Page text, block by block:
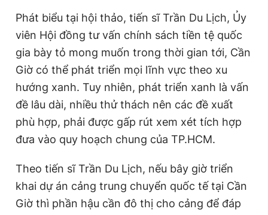
Phát biểu tại hội thảo, tiến sĩ Trần Du Lịch, Ủy
viên Hội đồng tư vấn chính sách tiền tệ quốc
gia bày tỏ mong muốn trong thời gian tới, Cần
Giờ có thể phát triển mọi lĩnh vực theo xu
hướng xanh. Tuy nhiên, phát triển xanh là vấn
đề lâu dài, nhiều thử thách nên các đề xuất
phù hợp, phải được gấp rút xem xét tích hợp
đưa vào quy hoạch chung của TP.HCM.
Theo tiến sĩ Trần Du Lịch, nếu bây giờ triển
khai dự án cảng trung chuyển quốc tế tại Cần
Giờ thì phần hậu cần đô thị cho cảng để đáp